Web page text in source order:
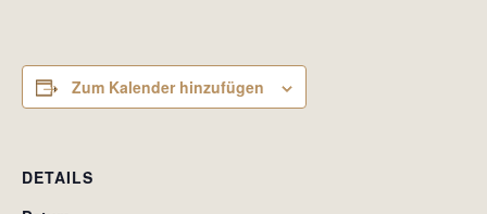
Zum Kalender hinzufügen
DETAILS